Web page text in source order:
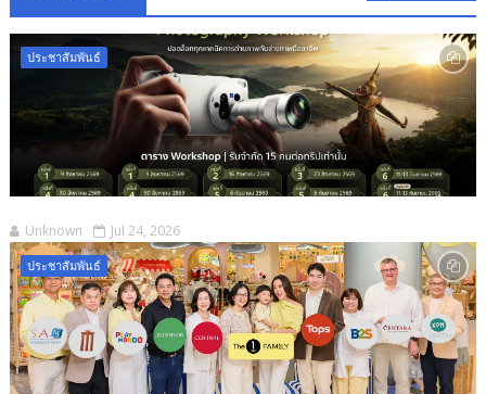
ประชาสัมพันธ์
Unknown Jul 24, 2026
ประชาสัมพันธ์